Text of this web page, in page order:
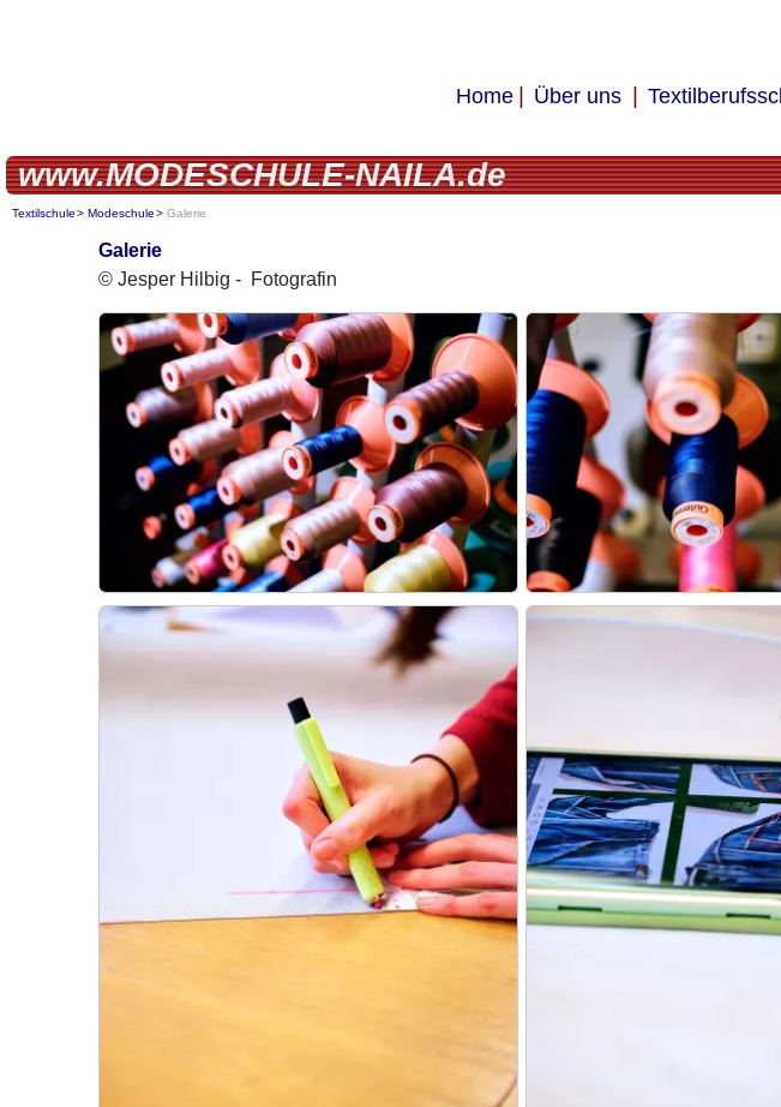
Home Über uns
www.MODESCHULE-NAILA.de
Textilschule Modeschule Galerie
Galerie
© Jesper Hilbig - Fotografin